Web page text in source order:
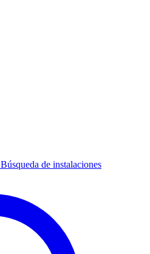
Búsqueda de instalaciones